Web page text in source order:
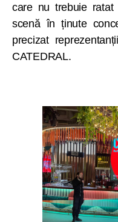
care nu trebuie
scenă în ținute
precizat
CATEDRAL.